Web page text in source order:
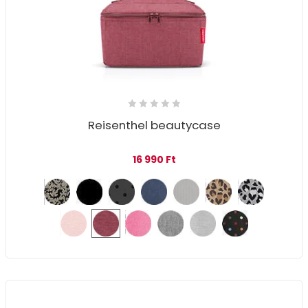
Reisenthel beautycase
16 990 Ft